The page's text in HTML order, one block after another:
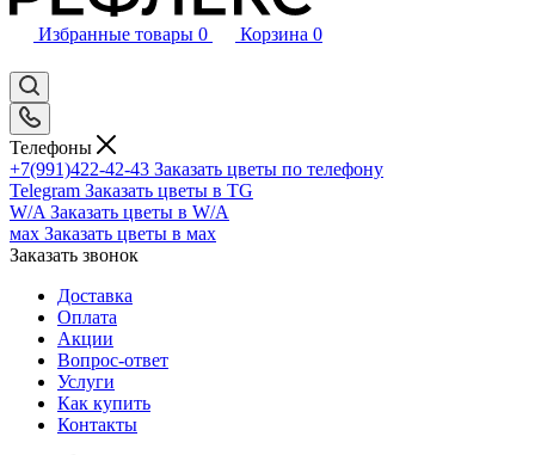
Избранные товары 0 Корзина 0
Телефоны
+7(991)422-42-43 Заказать цветы по телефону
Telegram Заказать цветы в TG
W/A Заказать цветы в W/A
мах Заказать цветы в мах
Заказать звонок
Доставка
Оплата
Акции
Вопрос-ответ
Услуги
Как купить
Контакты